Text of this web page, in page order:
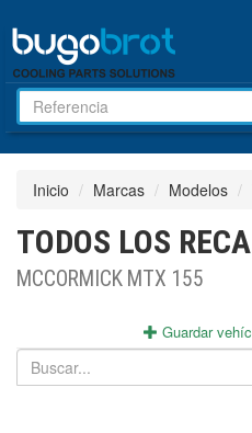
Inicio Marcas Modelos
TODOS LOS
MCCORMICK MTX 155
Guardar